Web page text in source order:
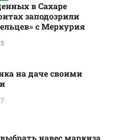
в Сахаре
заподозрили
с Меркурия
на даче своими